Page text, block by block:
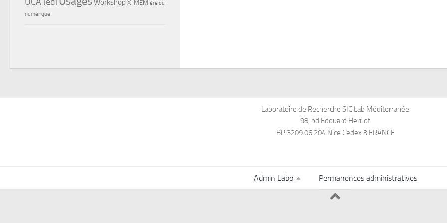
Workshop X-MEM ère du
numérique
Laboratoire de Recherche SIC.Lab Méditerranée
98, bd Edouard Herriot
BP 3209 06 204 Nice Cedex 3 FRANCE
Admin Labo Permanences administratives